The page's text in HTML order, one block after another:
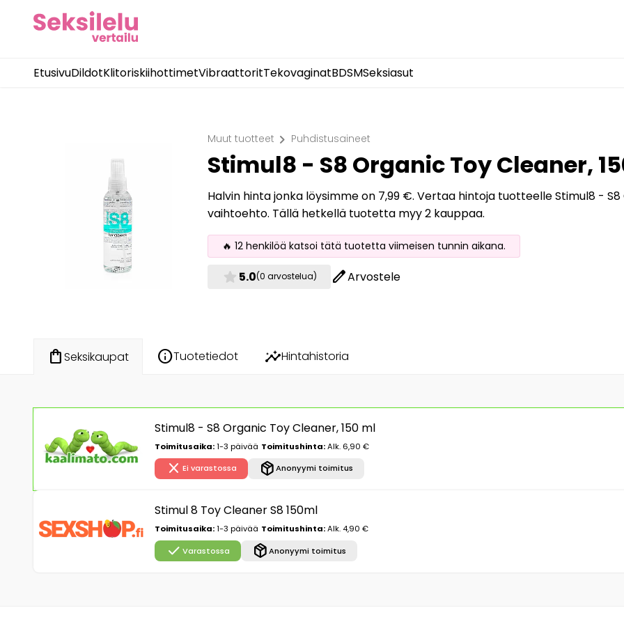
EtusivuDildotKlitoriskiihottimetVibraattoritTekovaginatBDSMSeksiasut
Muut tuotteet chevron_right Puhdistusaineet
Stimul8 - S8 Organic Toy Cleaner,
Halvin hinta jonka löysimme on 7,99 €. Vertaa hintoja tuotteelle Stimul8 -
vaihtoehto. Tällä hetkellä tuotetta myy 2 kauppaa.
🔥 12 henkilöä katsoi tätä tuotetta viimeisen tunnin aikana.
star 5.0(0 arvostelua) editArvostele
shopping_bagSeksikaupat infoTuotetiedot insightsHintahistoria
Stimul8 - S8 Organic Toy Cleaner, 150 ml
Toimitusaika:1-3 päivää Toimitushinta:Alk. 6,90 €
close Ei varastossa package_2Anonyymi toimitus
Stimul 8 Toy Cleaner S8 150ml
Toimitusaika:1-3 päivää Toimitushinta:Alk. 4,90 €
check Varastossa package_2Anonyymi toimitus